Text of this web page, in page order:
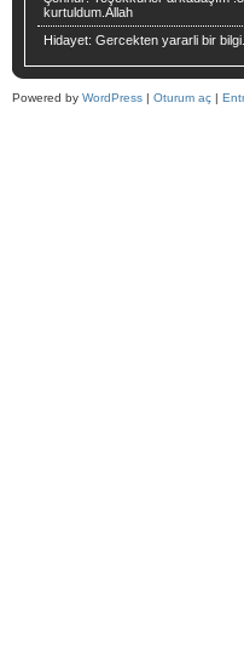
kurtuldum.Allah
Hidayet: Gercekten yararli bir
Powered by WordPress | Oturum aç |